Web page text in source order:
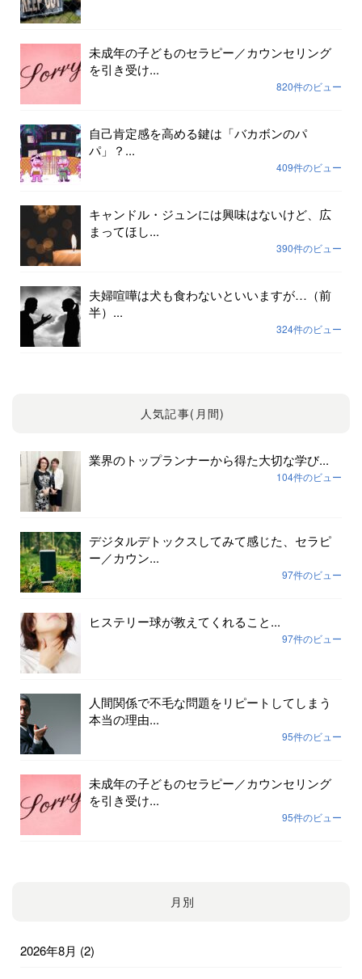
未成年の子どものセラピー／カウンセリング
を引き受け...
820件のビュー
自己肯定感を高める鍵は「バカボンのパ
パ」？...
409件のビュー
キャンドル・ジュンには興味はないけど、広
まってほし...
390件のビュー
夫婦喧嘩は犬も食わないといいますが…（前
半）...
324件のビュー
人気記事(月間)
業界のトップランナーから得た大切な学び...
104件のビュー
デジタルデトックスしてみて感じた、セラピ
ー／カウン...
97件のビュー
ヒステリー球が教えてくれること...
97件のビュー
人間関係で不毛な問題をリピートしてしまう
本当の理由...
95件のビュー
未成年の子どものセラピー／カウンセリング
を引き受け...
95件のビュー
月別
2026年8月 (2)